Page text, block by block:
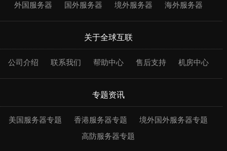
外国服务器
国外服务器 境外服务器 海外服务器
关于全球互联
公司介绍 联系我们 帮助中心 售后支持 机房中心
专题资讯
美国服务器专题 香港服务器专题
境外国外服务器专题
高防服务器专题